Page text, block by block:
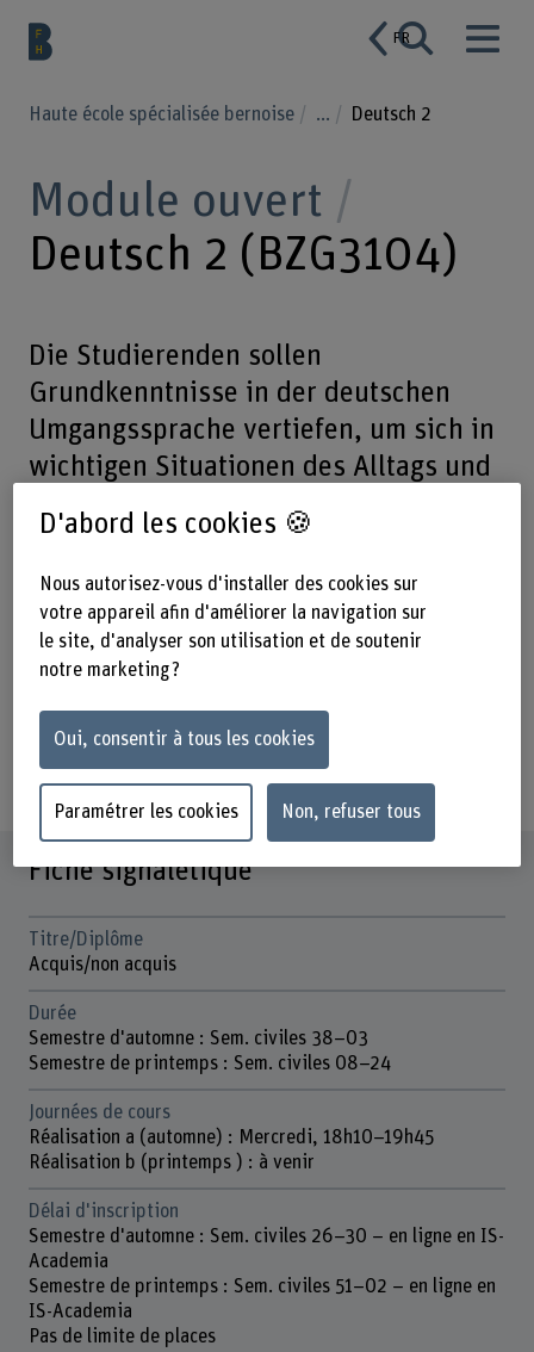
FR
Haute école spécialisée bernoise ... Deutsch 2
Module ouvert
Deutsch 2 (BZG3104)
Die Studierenden sollen
Grundkenntnisse in der deutschen
Umgangssprache vertiefen, um sich in
wichtigen Situationen des Alltags und
des Studiums sprachlich
zurechtzufinden.
Umgang mit Gebrauchstexten
Präsentationstechnik
grammatische Grundstrukturen
Veuillez vérifier votre niveau de langue avant de vous
Fiche signalétique
Titre/Diplôme
Acquis/non acquis
Durée
Semestre d'automne : Sem. civiles 38–03
Semestre de printemps : Sem. civiles 08–24
Journées de cours
Réalisation a (automne) : Mercredi, 18h10–19h45
Réalisation b (printemps ) : à venir
Délai d'inscription
Semestre d'automne : Sem. civiles 26–30 – en ligne en IS-
Academia
Semestre de printemps : Sem. civiles 51–02 – en ligne en
IS-Academia
Pas de limite de places
D'abord les cookies 🍪
Nous autorisez-vous d'installer des cookies sur
votre appareil afin d'améliorer la navigation sur
le site, d'analyser son utilisation et de soutenir
notre marketing ?
Oui, consentir à tous les cookies
Paramétrer les cookies Non, refuser tous